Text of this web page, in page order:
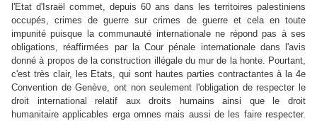
l'Etat d'Israël commet, depuis 60 ans dans les territoires palestiniens
occupés, crimes de guerre sur crimes de guerre et cela en toute
impunité puisque la communauté internationale ne répond pas à ses
obligations, réaffirmées par la Cour pénale internationale dans l'avis
donné à propos de la construction illégale du mur de la honte. Pourtant,
c'est très clair, les Etats, qui sont hautes parties contractantes à la 4e
Convention de Genève, ont non seulement l'obligation de respecter le
droit international relatif aux droits humains ainsi que le droit
humanitaire applicables erga omnes mais aussi de les faire respecter.